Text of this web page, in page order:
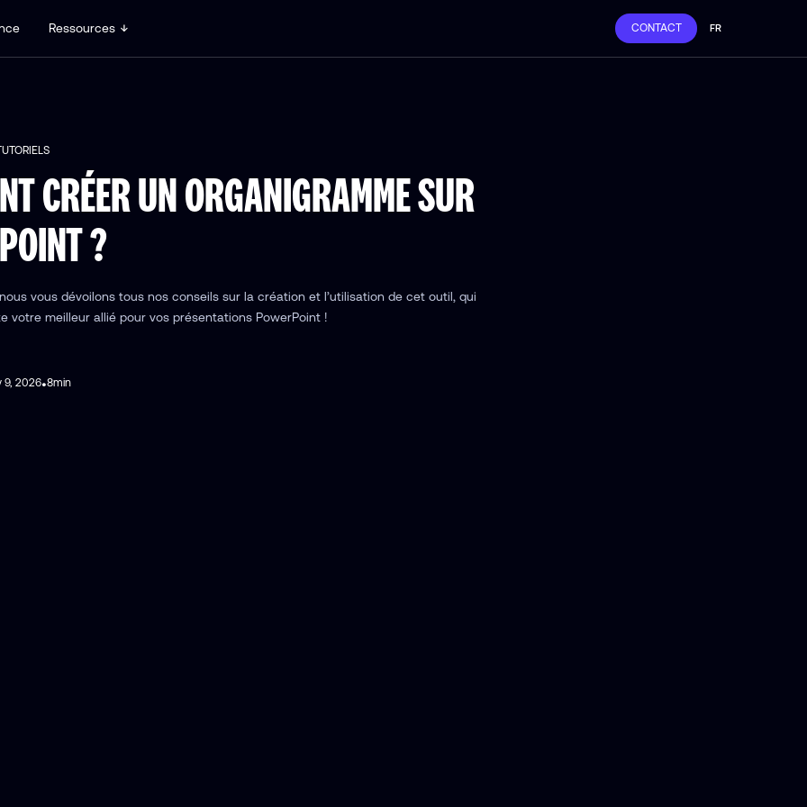
Ressources CONTACT FR
CRÉER UN ORGANIGRAMME SUR
?
vous dévoilons tous nos conseils sur la création et l’utilisation de cet outil, qui
votre meilleur allié pour vos présentations PowerPoint !
9, 2026•8min